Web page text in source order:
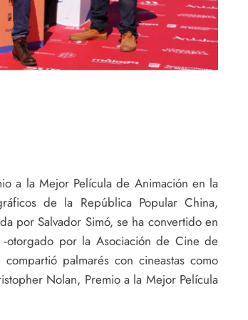
a la Mejor Película de Animación en la
de la República Popular China,
por Salvador Simó, se ha convertido en
otorgado por la Asociación de Cine de
palmarés con cineastas como
Nolan, Premio a la Mejor Película